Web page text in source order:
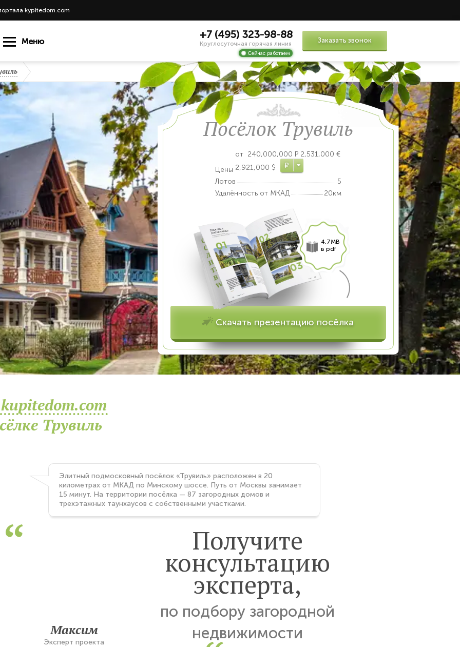
kypitedom.com
Меню
+7 (495) 323-98-88
Круглосуточная горячая линия
Сейчас работаем
Заказать звонок
Посёлок Трувиль
Цены
от 240,000,000 Р 2,531,000 €
2,921,000 $
Р
Лотов
5
Удалённость от МКАД
20км
4.7MB
в pdf
Скачать презентацию посёлка
kupitedom.com
Трувиль
Элитный подмосковный посёлок «Трувиль» расположен в 20
километрах от МКАД по Минскому шоссе. Путь от Москвы занимает
15 минут. На территории посёлка — 87 загородных домов и
трехэтажных таунхаусов с собственными участками.
Максим
Эксперт проекта
Получите
консультацию
эксперта,
по подбору загородной
недвижимости